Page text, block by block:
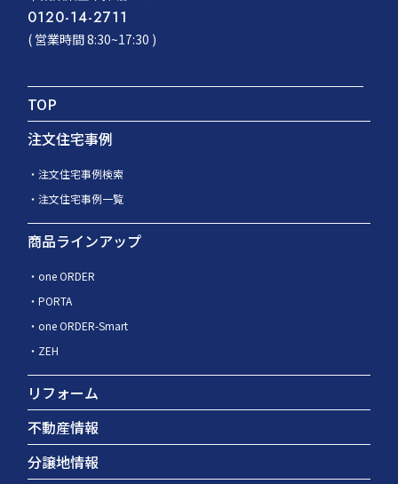
0120-14-2711
( 営業時間 8:30~17:30 )
TOP
注文住宅事例
注文住宅事例検索
注文住宅事例一覧
商品ラインアップ
one ORDER
PORTA
one ORDER-Smart
ZEH
リフォーム
不動産情報
分譲地情報